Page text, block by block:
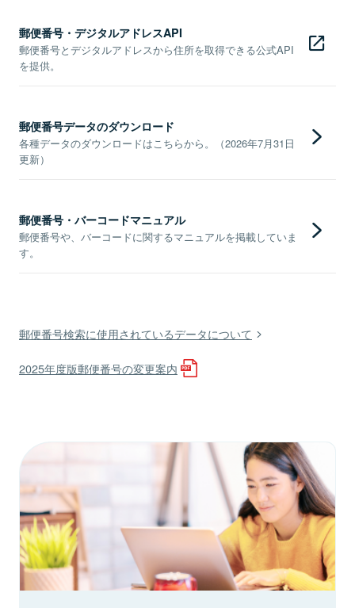
郵便番号・デジタルアドレスAPI
郵便番号とデジタルアドレスから住所を取得できる公式API
を提供。
郵便番号データのダウンロード
各種データのダウンロードはこちらから。（2026年7月31日
更新）
郵便番号・バーコードマニュアル
郵便番号や、バーコードに関するマニュアルを掲載していま
す。
郵便番号検索に使用されているデータについて
2025年度版郵便番号の変更案内